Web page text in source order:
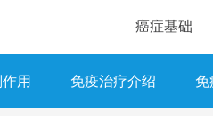
癌症基础
用 免疫治疗介绍 免